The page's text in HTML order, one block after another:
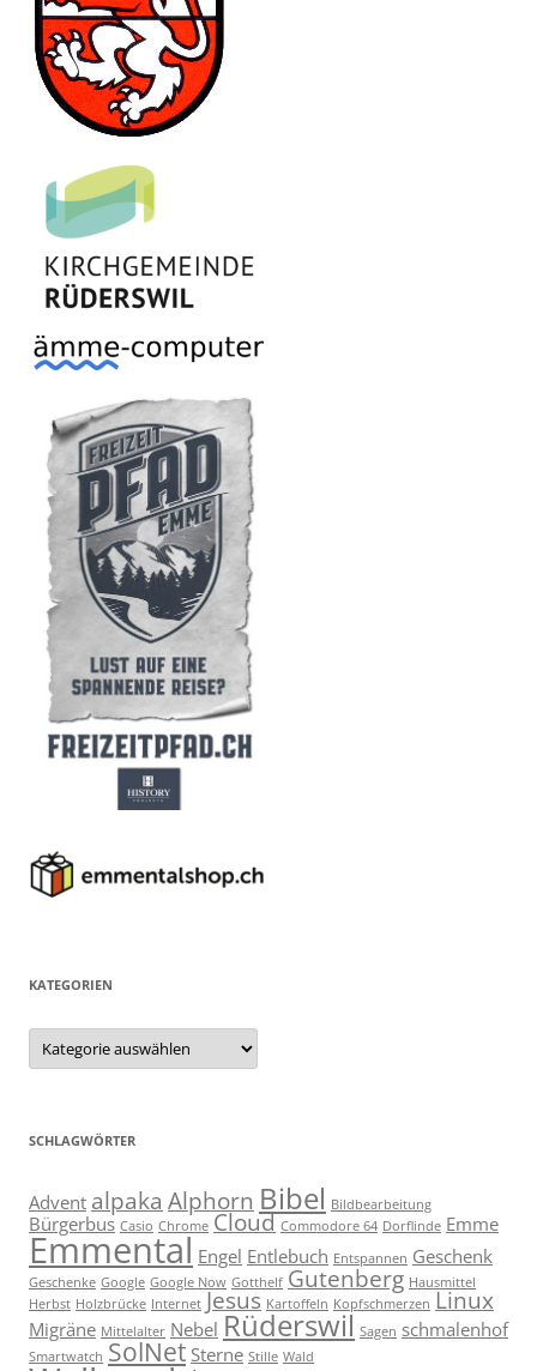
KATEGORIEN
Kategorien
SCHLAGWÖRTER
Advent alpaka Alphorn Bibel Bildbearbeitung
Bürgerbus Casio Chrome Cloud Commodore 64 Dorflinde Emme
Emmental Engel Entlebuch Entspannen Geschenk
Geschenke Google Google Now Gotthelf Gutenberg Hausmittel
Herbst Holzbrücke Internet Jesus Kartoffeln Kopfschmerzen Linux
Migräne Mittelalter Nebel Rüderswil Sagen schmalenhof
Smartwatch SolNet Sterne Stille Wald